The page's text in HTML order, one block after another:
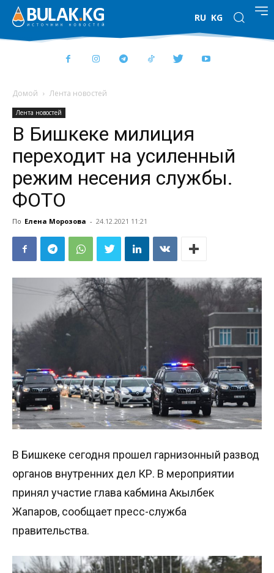
RU KG
Домой Лента новостей
Лента новостей
В Бишкеке милиция
переходит на усиленный
режим несения службы.
ФОТО
По Елена Морозова - 24.12.2021 11:21
В Бишкеке сегодня прошел гарнизонный развод
органов внутренних дел КР. В мероприятии
принял участие глава кабмина Акылбек
Жапаров, сообщает пресс-служба
правительства.